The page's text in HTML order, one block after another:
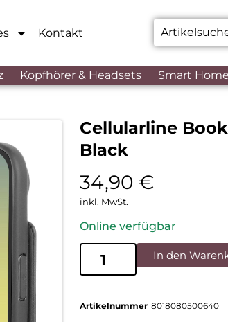
Kontakt
Kopfhörer & Headsets Smart
Cellularline
Black
34,90 €
inkl. MwSt.
Online verfügbar
In den
Artikelnummer 8018080500640